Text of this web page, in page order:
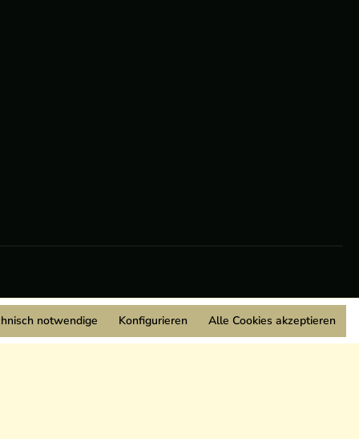
Wir sind Mitglied:
notwendige Konfigurieren Alle Cookies akzeptieren